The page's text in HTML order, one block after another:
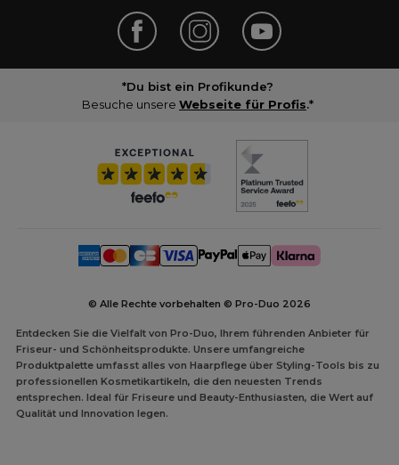
*Du bist ein Profikunde?
Besuche unsere Webseite für Profis.*
© Alle Rechte vorbehalten © Pro-Duo 2026
Entdecken Sie die Vielfalt von Pro-Duo, Ihrem führenden Anbieter für
Friseur- und Schönheitsprodukte. Unsere umfangreiche
Produktpalette umfasst alles von Haarpflege über Styling-Tools bis zu
professionellen Kosmetikartikeln, die den neuesten Trends
entsprechen. Ideal für Friseure und Beauty-Enthusiasten, die Wert auf
Qualität und Innovation legen.